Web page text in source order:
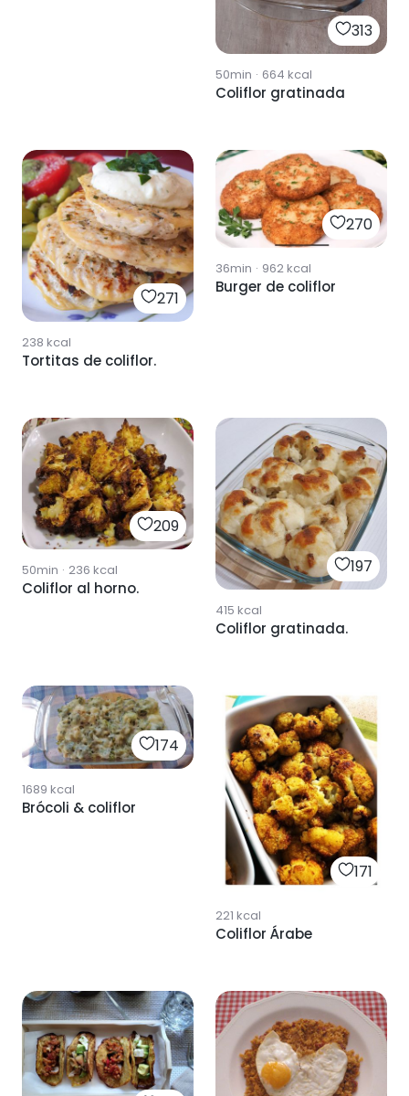
313
50min · 664 kcal
Coliflor gratinada
271
238 kcal
Tortitas de coliflor.
270
36min · 962kcal
Burger de coliflor
209
50min · 236 kcal
Coliflor al horno.
197
415 kcal
Coliflor gratinada.
174
1689 kcal
Brócoli & coliflor
171
221 kcal
Coliflor Árabe